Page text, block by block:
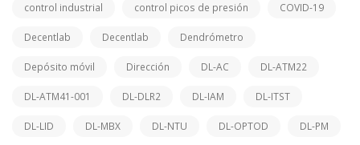
control industrial control picos de presión COVID-19
Decentlab Decentlab Dendrómetro
Depósito móvil Dirección DL-AC DL-ATM22
DL-ATM41-001 DL-DLR2 DL-IAM DL-ITST
DL-LID DL-MBX DL-NTU DL-OPTOD DL-PM